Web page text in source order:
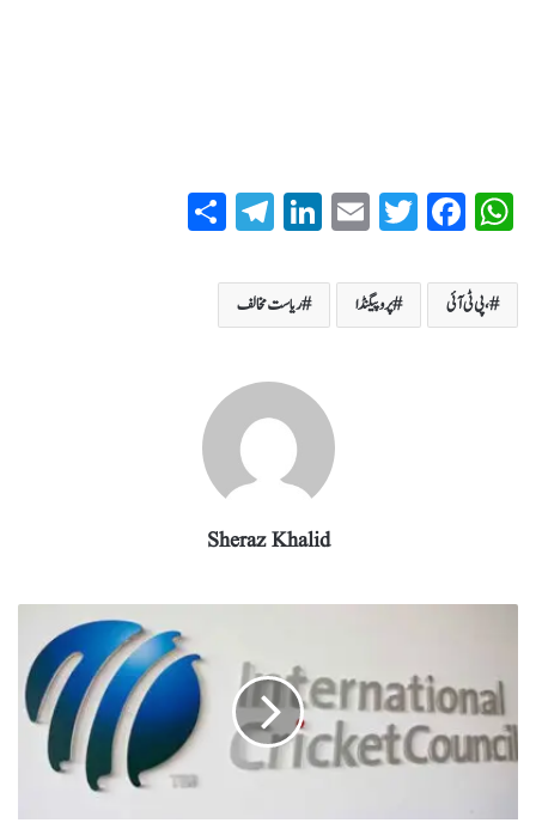
W
ha
ts
A
Fa
ce
bo
ok
T
wi
tte
r
E
m
ail
Li
nk
ed
In
T
el
eg
ra ،پی ٹی آئی پروپیگنڈا ریاست مخالف
Sheraz Khalid